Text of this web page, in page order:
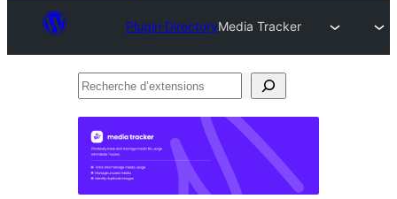
Plugin DirectoryMedia Tracker
Recherche